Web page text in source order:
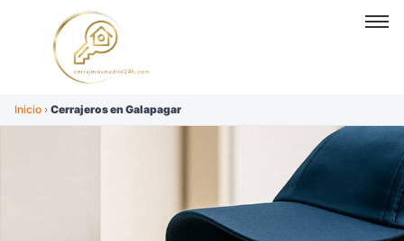
Inicio › Cerrajeros en Galapagar